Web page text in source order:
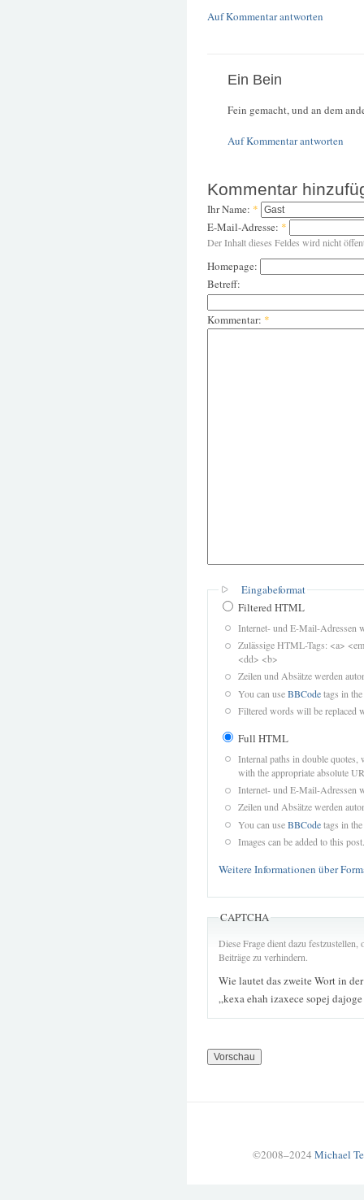
Auf Kommentar antworten
Ein Bein
Fein gemacht, und an dem
Auf Kommentar antworten
Kommentar
Ihr Name: *
E-Mail-Adresse: *
Der Inhalt dieses Feldes wird nicht
Homepage:
Betreff:
Kommentar: *
Eingabeformat
Filtered HTML
Internet- und E-Mail-Adressen
Zulässige HTML-Tags: <a>
<dd> <b>
Zeilen und Absätze werden
You can useBBCodetags in
Filtered words will be replaced
Full HTML
Internal paths in double quotes,
with the appropriate absolute
Internet- und E-Mail-Adressen
Zeilen und Absätze werden
You can useBBCodetags in
Images can be added to this post.
Weitere Informationen über
CAPTCHA
Diese Frage dient dazu
Beiträge zu verhindern.
Wie lautet das zweite Wort in
„kexa ehah izaxece sopej
©2008–2024 Michael